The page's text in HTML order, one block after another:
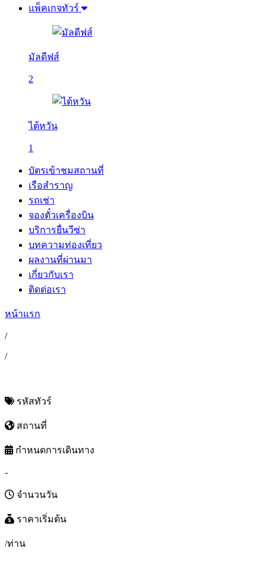
แพ็คเกจทัวร์
มัลดีฟส์
2
ไต้หวัน
1
บัตรเข้าชมสถานที่
เรือสำราญ
รถเช่า
จองตั๋วเครื่องบิน
บริการยื่นวีซ่า
บทความท่องเที่ยว
ผลงานที่ผ่านมา
เกี่ยวกับเรา
ติดต่อเรา
หน้าแรก
/
/
รหัสทัวร์
สถานที่
กำหนดการเดินทาง
-
จำนวนวัน
ราคาเริ่มต้น
/ท่าน